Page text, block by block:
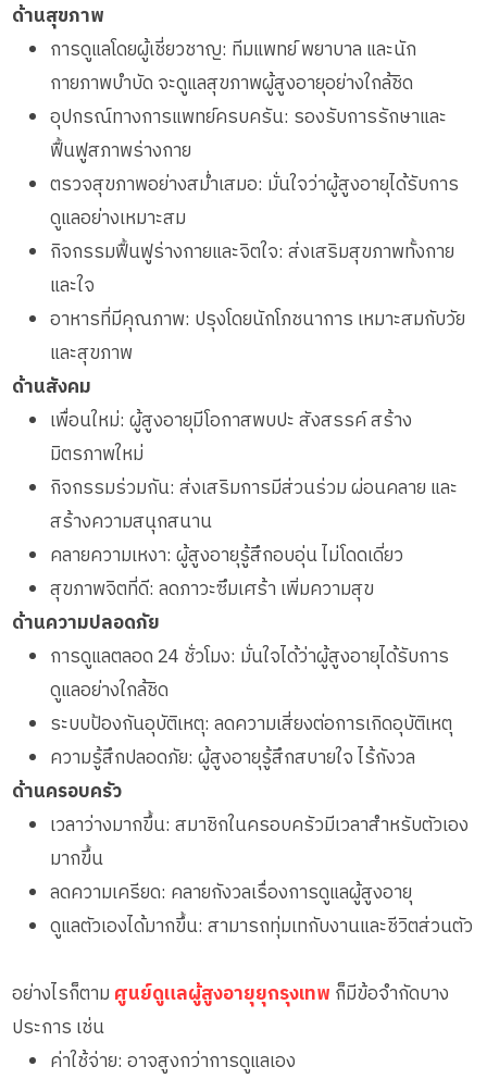
ด้านสุขภาพ
การดูแลโดยผู้เชี่ยวชาญ: ทีมแพทย์ พยาบาล และนัก
กายภาพบำบัด จะดูแลสุขภาพผู้สูงอายุอย่างใกล้ชิด
อุปกรณ์ทางการแพทย์ครบครัน: รองรับการรักษาและ
ฟื้นฟูสภาพร่างกาย
ตรวจสุขภาพอย่างสม่ำเสมอ: มั่นใจว่าผู้สูงอายุได้รับการ
ดูแลอย่างเหมาะสม
กิจกรรมฟื้นฟูร่างกายและจิตใจ: ส่งเสริมสุขภาพทั้งกาย
และใจ
อาหารที่มีคุณภาพ: ปรุงโดยนักโภชนาการ เหมาะสมกับวัย
และสุขภาพ
ด้านสังคม
เพื่อนใหม่: ผู้สูงอายุมีโอกาสพบปะ สังสรรค์ สร้าง
มิตรภาพใหม่
กิจกรรมร่วมกัน: ส่งเสริมการมีส่วนร่วม ผ่อนคลาย และ
สร้างความสนุกสนาน
คลายความเหงา: ผู้สูงอายุรู้สึกอบอุ่น ไม่โดดเดี่ยว
สุขภาพจิตที่ดี: ลดภาวะซึมเศร้า เพิ่มความสุข
ด้านความปลอดภัย
การดูแลตลอด 24 ชั่วโมง: มั่นใจได้ว่าผู้สูงอายุได้รับการ
ดูแลอย่างใกล้ชิด
ระบบป้องกันอุบัติเหตุ: ลดความเสี่ยงต่อการเกิดอุบัติเหตุ
ความรู้สึกปลอดภัย: ผู้สูงอายุรู้สึกสบายใจ ไร้กังวล
ด้านครอบครัว
เวลาว่างมากขึ้น: สมาชิกในครอบครัวมีเวลาสำหรับตัวเอง
มากขึ้น
ลดความเครียด: คลายกังวลเรื่องการดูแลผู้สูงอายุ
ดูแลตัวเองได้มากขึ้น: สามารถทุ่มเทกับงานและชีวิตส่วนตัว
อย่างไรก็ตาม ศูนย์ดูแลผู้สูงอายุยุกรุงเทพ ก็มีข้อจำกัดบาง
ประการ เช่น
ค่าใช้จ่าย: อาจสูงกว่าการดูแลเอง